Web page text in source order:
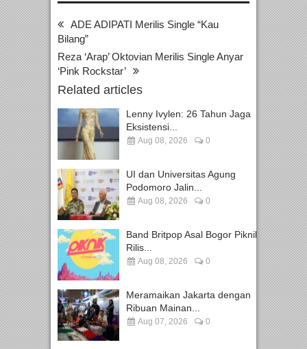
ADE ADIPATI Merilis Single “Kau
Bilang”
Reza ‘Arap’ Oktovian Merilis Single Anyar
‘Pink Rockstar’
Related articles
Lenny Ivylen: 26 Tahun Jaga
Eksistensi...
Aug 08, 2026 0
UI dan Universitas Agung
Podomoro Jalin...
Aug 08, 2026 0
Band Britpop Asal Bogor Piknik
Rilis...
Aug 08, 2026 0
Meramaikan Jakarta dengan
Ribuan Mainan...
Aug 07, 2026 0